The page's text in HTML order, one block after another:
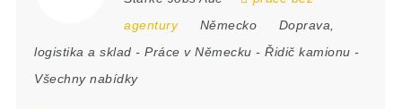
agentury
Německo
Doprava,
logistika a sklad -Práce v Německu -Řidič kamionu -
Všechny nabídky